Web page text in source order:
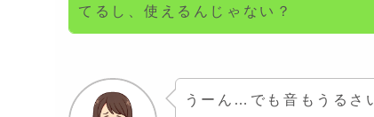
てるし、使えるんじゃない？
うーん…でも音もうるさ